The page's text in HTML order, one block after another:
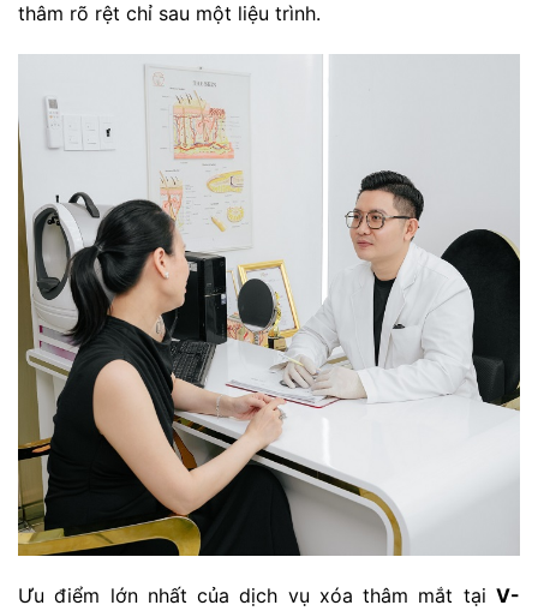
thâm rõ rệt chỉ sau một liệu trình.
Ưu điểm lớn nhất của dịch vụ xóa thâm mắt tại V-